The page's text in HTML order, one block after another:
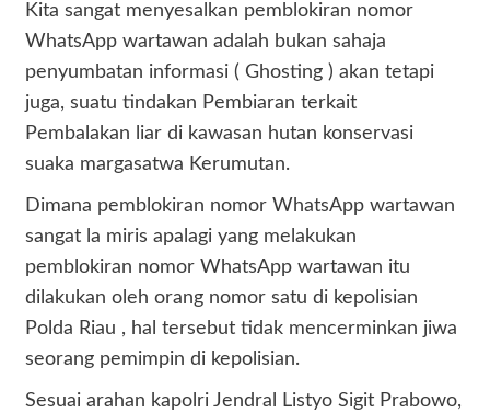
Kita sangat menyesalkan pemblokiran nomor
WhatsApp wartawan adalah bukan sahaja
penyumbatan informasi ( Ghosting ) akan tetapi
juga, suatu tindakan Pembiaran terkait
Pembalakan liar di kawasan hutan konservasi
suaka margasatwa Kerumutan.
Dimana pemblokiran nomor WhatsApp wartawan
sangat la miris apalagi yang melakukan
pemblokiran nomor WhatsApp wartawan itu
dilakukan oleh orang nomor satu di kepolisian
Polda Riau , hal tersebut tidak mencerminkan jiwa
seorang pemimpin di kepolisian.
Sesuai arahan kapolri Jendral Listyo Sigit Prabowo,